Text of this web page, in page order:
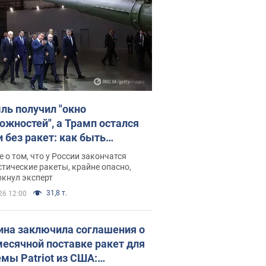
получил "окно
а Трамп остался
без ракет: как быть
Интервью с Мельником
о том, что у России закончатся
ракеты, крайне опасно,
эксперт
12:00 31,8 т.
заключила соглашения о
поставке ракет для
Patriot из США: